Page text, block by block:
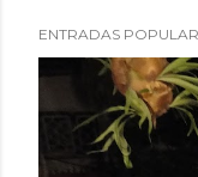
ENTRADAS